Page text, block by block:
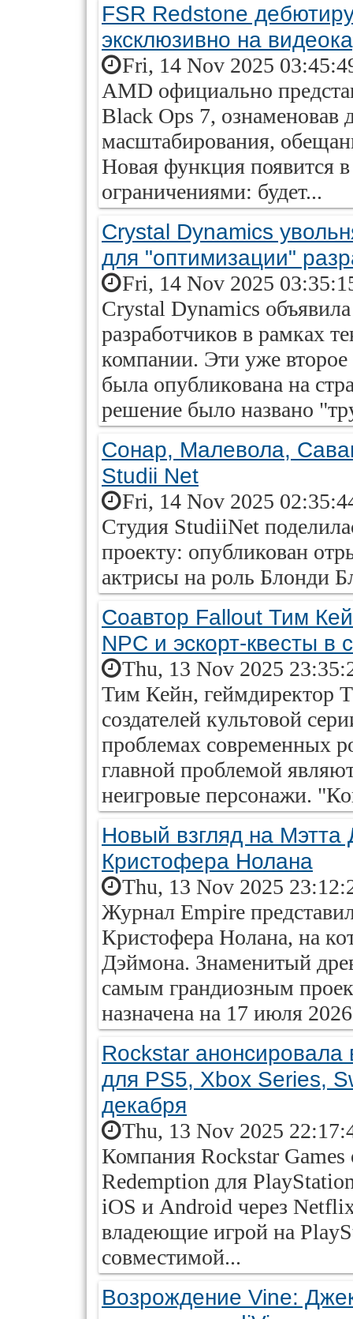
FSR Redstone
эксклюзивно на
Fri, 14 Nov 2025
AMD официально
Black Ops 7, ознаменовав
масштабирования,
Новая функция появится
ограничениями: будет...
Crystal Dynamics
для "оптимизации"
Fri, 14 Nov 2025
Crystal Dynamics
разработчиков в рамках
компании. Эти уже
была опубликована на
решение было названо
Сонар, Малевола,
Studii Net
Fri, 14 Nov 2025
Студия StudiiNet
проекту: опубликован
актрисы на роль Блонди
Соавтор Fallout Тим
NPC и эскорт-квесты в
Thu, 13 Nov 2025
Тим Кейн, геймдиректор
создателей культовой
проблемах современных
главной проблемой
неигровые персонажи.
Новый взгляд на
Кристофера Нолана
Thu, 13 Nov 2025
Журнал Empire
Кристофера Нолана, на
Дэймона. Знаменитый
самым грандиозным
назначена на 17 июля
Rockstar
для PS5, Xbox Series,
декабря
Thu, 13 Nov 2025
Компания Rockstar Games
Redemption для
iOS и Android через
владеющие игрой на
совместимой...
Возрождение Vine: